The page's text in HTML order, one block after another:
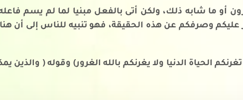
أو ما شابه ذلك، ولكن أتى بالفعل مبنيا لما لم يسم
عليكم وصرفكم عن هذه الحقيقة، فهو تنبيه للناس إلى أن
الحياة الدنيا ولا يغرنكم بالله الغرور) وقوله (